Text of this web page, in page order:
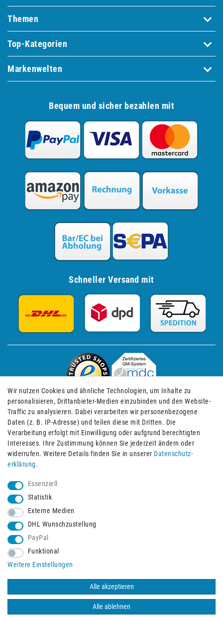
Themen
Top-Kategorien
Markenwelten
Bequem und sicher bezahlen mit
Schneller Versand mit
Impressum Daten­schutz­erklärung AGB
© 2026 Burbach+Goetz Deutsche Sanitätshaus GmbH
vorbehalten. Alle Preise verstehen sich inklusive der Mehrwertsteuer,
zuzüglich der Versandkosten.
Wir nutzen Cookies und ähnliche Technologien, um Inhalte zu
personalisieren, Drittanbieter-Medien einzubinden und den Website-
Traffic zu analysieren. Dabei verarbeiten wir personenbezogene
Daten (z. B. IP-Adresse) und teilen diese mit Dritten. Die
Verarbeitung erfolgt mit Einwilligung oder aufgrund berechtigten
Interesses. Ihre Zustimmung können Sie jederzeit ändern oder
widerrufen. Weitere Details finden Sie in unserer Daten­schutz­
erklärung.
Essenziell
Statistik
Externe Medien
DHL Wunschzustellung
PayPal
Funktional
Weitere Einstellungen
Alle akzeptieren
Alle ablehnen